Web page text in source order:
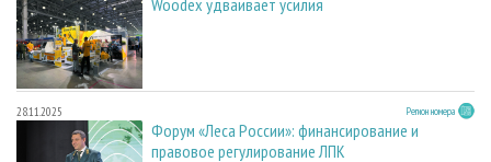
Woodex удваивает усилия
28.11.2025 Регион номера
Форум «Леса России»: финансирование и
правовое регулирование ЛПК